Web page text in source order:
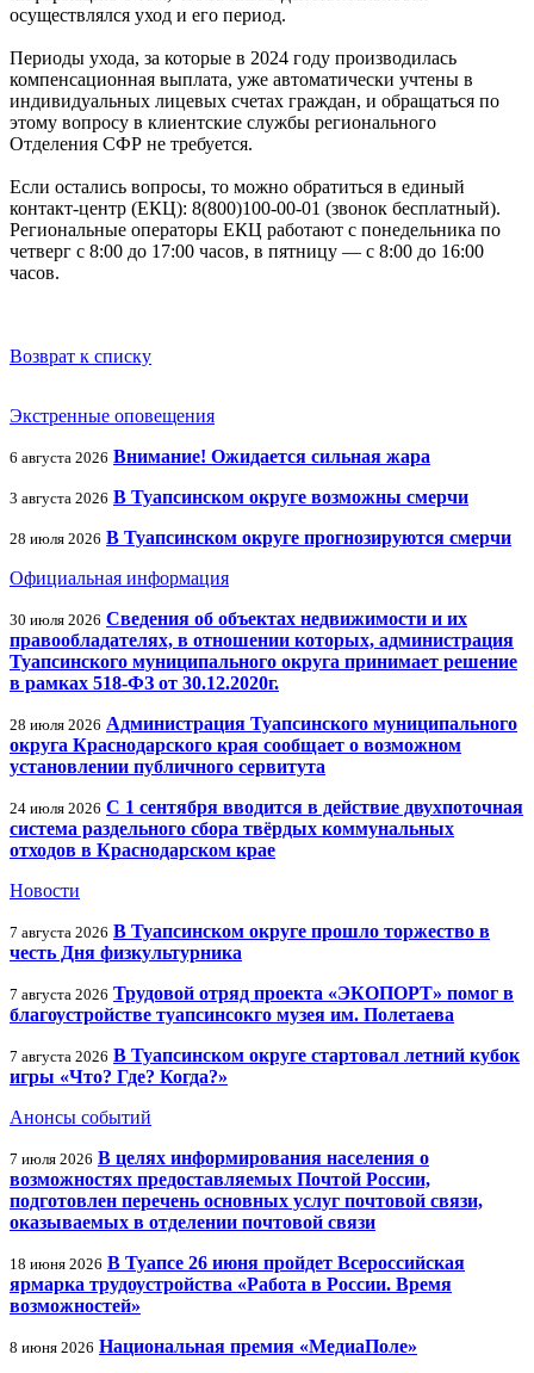
осуществлялся уход и его период.
Периоды ухода, за которые в 2024 году производилась
компенсационная выплата, уже автоматически учтены в
индивидуальных лицевых счетах граждан, и обращаться по
этому вопросу в клиентские службы регионального
Отделения СФР не требуется.
Если остались вопросы, то можно обратиться в единый
контакт-центр (ЕКЦ): 8(800)100-00-01 (звонок бесплатный).
Региональные операторы ЕКЦ работают с понедельника по
четверг с 8:00 до 17:00 часов, в пятницу — с 8:00 до 16:00
часов.
Возврат к списку
Экстренные оповещения
6 августа 2026 Внимание! Ожидается сильная жара
3 августа 2026 В Туапсинском округе возможны смерчи
28 июля 2026 В Туапсинском округе прогнозируются смерчи
Официальная информация
30 июля 2026 Сведения об объектах недвижимости и их
правообладателях, в отношении которых, администрация
Туапсинского муниципального округа принимает решение
в рамках 518-ФЗ от 30.12.2020г.
28 июля 2026 Администрация Туапсинского муниципального
округа Краснодарского края сообщает о возможном
установлении публичного сервитута
24 июля 2026 С 1 сентября вводится в действие двухпоточная
система раздельного сбора твёрдых коммунальных
отходов в Краснодарском крае
Новости
7 августа 2026 В Туапсинском округе прошло торжество в
честь Дня физкультурника
7 августа 2026 Трудовой отряд проекта «ЭКОПОРТ» помог в
благоустройстве туапсинсокго музея им. Полетаева
7 августа 2026 В Туапсинском округе стартовал летний кубок
игры «Что? Где? Когда?»
Анонсы событий
7 июля 2026 В целях информирования населения о
возможностях предоставляемых Почтой России,
подготовлен перечень основных услуг почтовой связи,
оказываемых в отделении почтовой связи
18 июня 2026 В Туапсе 26 июня пройдет Всероссийская
ярмарка трудоустройства «Работа в России. Время
возможностей»
8 июня 2026 Национальная премия «МедиаПоле»